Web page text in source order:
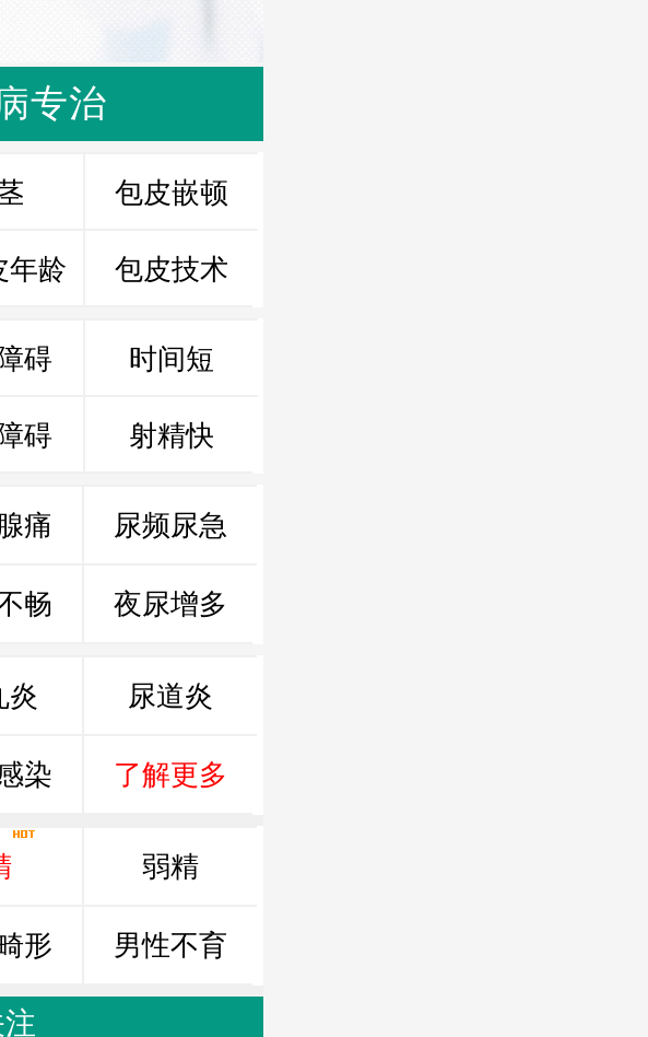
专治
年龄
包皮嵌顿
包皮技术
碍
碍
时间短
射精快
痛 尿频尿急
畅 夜尿增多
炎 尿道炎
染 了解更多
弱精
形 男性不育